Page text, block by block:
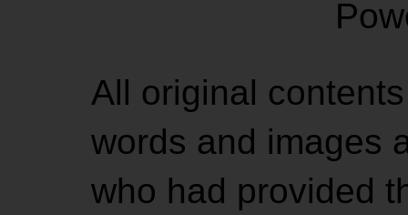
All original
words and images
who had provided